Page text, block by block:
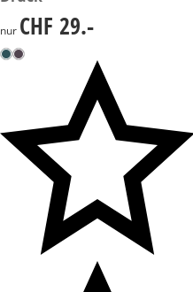
CHF 29.-
nur CHF 29.-